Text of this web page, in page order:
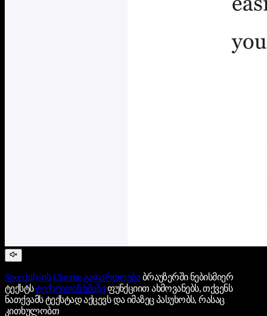
Speechify-ის Chrome გაფართოებაბრაუზერში ნებისმიერ
ტექსტსტექსტიდან ხმაზეფუნქციით ახმოვანებს, თქვენს
ნათქვამს ტექსტად აქცევს და იმაზეც პასუხობს, რასაც
კითხულობთ